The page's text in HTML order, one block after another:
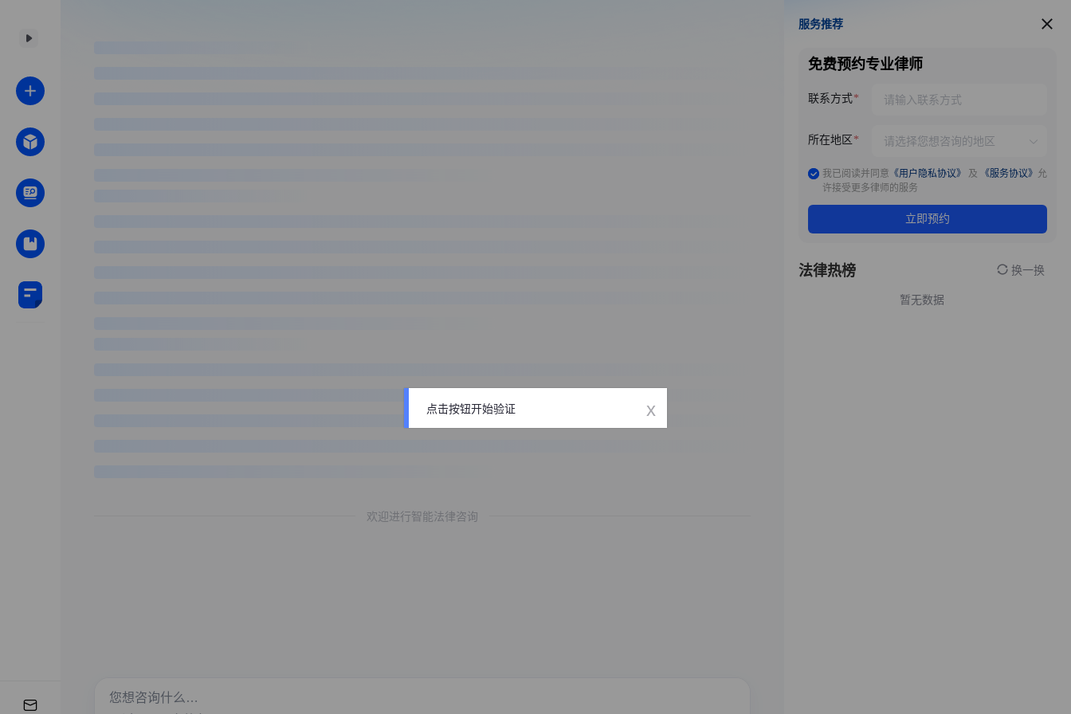
欢迎进行智能法律咨询
服务推荐
服务推荐
免费预约专业律师
联系方式
所在地区
我已阅读并同意 《用户隐私协议》 及 《服务协议》 允
许接受更多律师的服务
立即预约
法律热榜 换一换
暂无数据
点击按钮开始验证 x